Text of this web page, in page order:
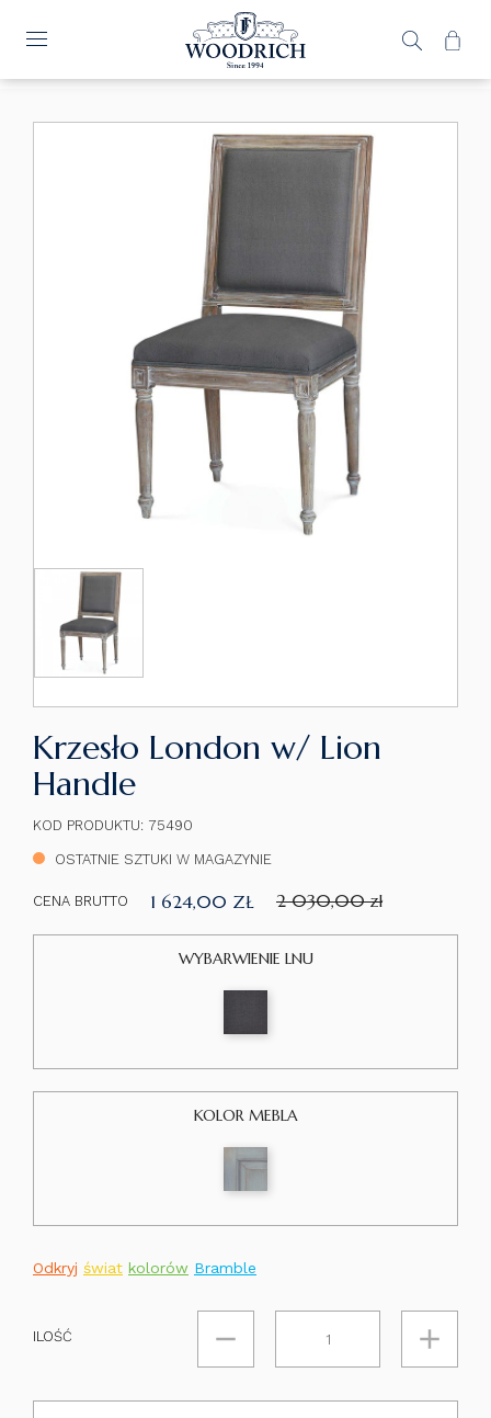
Krzesło London w/ Lion
Handle
KOD PRODUKTU: 75490
OSTATNIE SZTUKI W MAGAZYNIE
CENA BRUTTO 1 624,00 ZŁ 2 030,00 zł
WYBARWIENIE LNU
KOLOR MEBLA
Odkryj świat kolorów Bramble
ILOŚĆ